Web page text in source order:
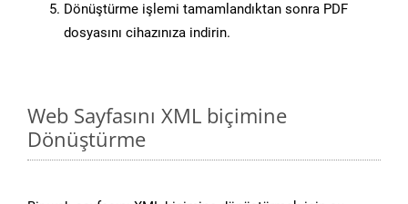
Dönüştürme işlemi tamamlandıktan sonra PDF
dosyasını cihazınıza indirin.
Web Sayfasını XML biçimine
Dönüştürme